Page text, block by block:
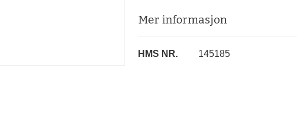
Mer informasjon
Mer
HMS NR. 145185